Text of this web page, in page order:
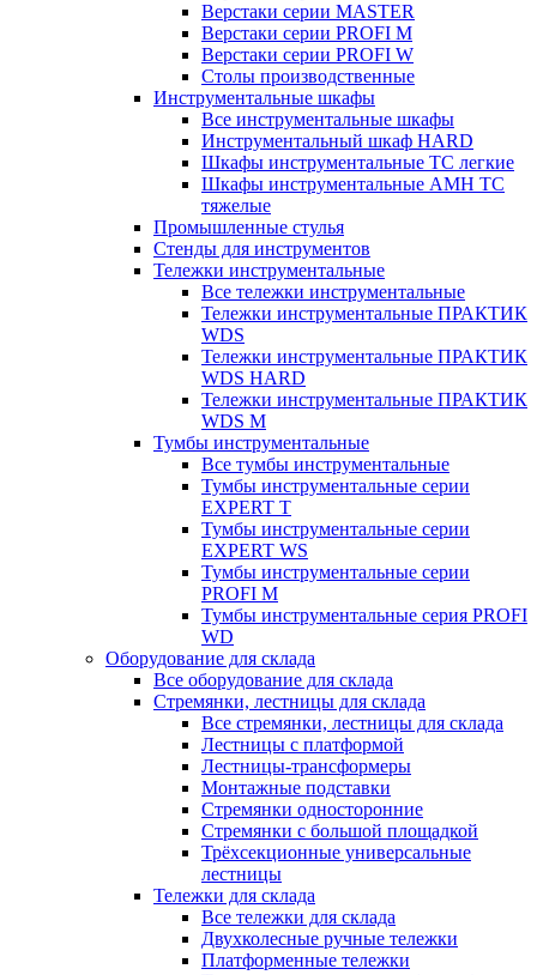
Верстаки серии MASTER
Верстаки серии PROFI M
Верстаки серии PROFI W
Столы производственные
Инструментальные шкафы
Все инструментальные шкафы
Инструментальный шкаф HARD
Шкафы инструментальные ТС легкие
Шкафы инструментальные AMH TC
тяжелые
Промышленные стулья
Стенды для инструментов
Тележки инструментальные
Все тележки инструментальные
Тележки инструментальные ПРАКТИК
WDS
Тележки инструментальные ПРАКТИК
WDS HARD
Тележки инструментальные ПРАКТИК
WDS M
Тумбы инструментальные
Все тумбы инструментальные
Тумбы инструментальные серии
EXPERT T
Тумбы инструментальные серии
EXPERT WS
Тумбы инструментальные серии
PROFI M
Тумбы инструментальные серия PROFI
WD
Оборудование для склада
Все оборудование для склада
Стремянки, лестницы для склада
Все стремянки, лестницы для склада
Лестницы с платформой
Лестницы-трансформеры
Монтажные подставки
Стремянки односторонние
Стремянки с большой площадкой
Трёхсекционные универсальные
лестницы
Тележки для склада
Все тележки для склада
Двухколесные ручные тележки
Платформенные тележки